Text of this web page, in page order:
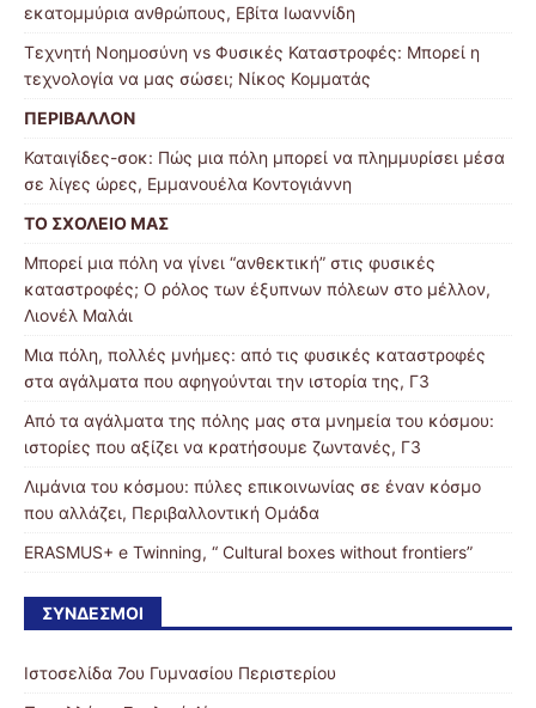
εκατομμύρια ανθρώπους, Εβίτα Ιωαννίδη
Τεχνητή Νοημοσύνη vs Φυσικές Καταστροφές: Μπορεί η
τεχνολογία να μας σώσει; Νίκος Κομματάς
ΠΕΡΙΒΑΛΛΟΝ
Καταιγίδες-σοκ: Πώς μια πόλη μπορεί να πλημμυρίσει μέσα
σε λίγες ώρες, Εμμανουέλα Κοντογιάννη
ΤΟ ΣΧΟΛΕΙΟ ΜΑΣ
Μπορεί μια πόλη να γίνει “ανθεκτική” στις φυσικές
καταστροφές; Ο ρόλος των έξυπνων πόλεων στο μέλλον,
Λιονέλ Μαλάι
Μια πόλη, πολλές μνήμες: από τις φυσικές καταστροφές
στα αγάλματα που αφηγούνται την ιστορία της, Γ3
Από τα αγάλματα της πόλης μας στα μνημεία του κόσμου:
ιστορίες που αξίζει να κρατήσουμε ζωντανές, Γ3
Λιμάνια του κόσμου: πύλες επικοινωνίας σε έναν κόσμο
που αλλάζει, Περιβαλλοντική Ομάδα
ERASMUS+ e Twinning, “ Cultural boxes without frontiers”
ΣΎΝΔΕΣΜΟΙ
Ιστοσελίδα 7ου Γυμνασίου Περιστερίου